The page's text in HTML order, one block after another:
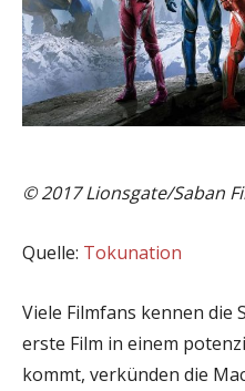
© 2017 Lionsgate/Saban
Quelle: Tokunation
Viele Filmfans kennen die
erste Film in einem
kommt, verkünden die